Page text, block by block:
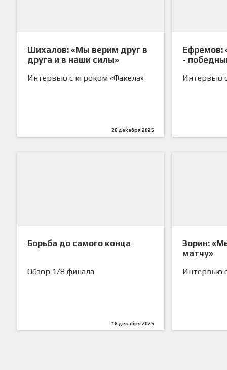
Шихалов: «Мы верим друг в
друга и в наши силы»
Интервью с игроком «Факела»
26 декабря 2025
Ефремов:
-
Интервью
Борьба до самого конца
Обзор 1/8 финала
18 декабря 2025
Зорин:
матчу»
Интервью